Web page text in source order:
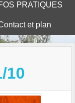
PRATIQUES
et plan
10